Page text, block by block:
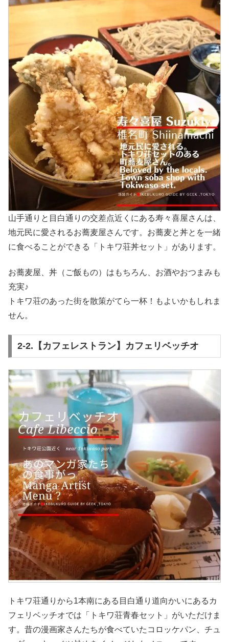
山手通りと目白通りの交差点近くにある寿々喜屋さんは、
地元民に愛されるお蕎麦屋さんです。お蕎麦と丼とを一緒
に食べることができる「トキワ荘丼セット」があります。
お蕎麦屋、丼（ご飯もの）はもちろん、お酒やおつまみも
充実♪
トキワ荘のあった街を散策がてら一杯！もよいかもしれま
せん。
2-2.【カフェレストラン】カフェリベッチオ
トキワ荘通りから1本南にある目白通り道向かいにあるカ
フェリベッチオでは「トキワ荘青春セット」がいただけま
す。昔の漫画家さんたちが食べていたコロッケパン、チュ